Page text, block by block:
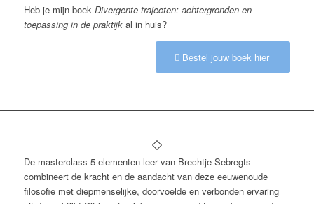
Heb je mijn boek Divergente trajecten: achtergronden en
toepassing in de praktijkal in huis?
Bestel jouw boek hier
De masterclass 5 elementen leer van Brechtje Sebregts
combineert de kracht en de aandacht van deze eeuwenoude
filosofie met diepmenselijke, doorvoelde en verbonden ervaring